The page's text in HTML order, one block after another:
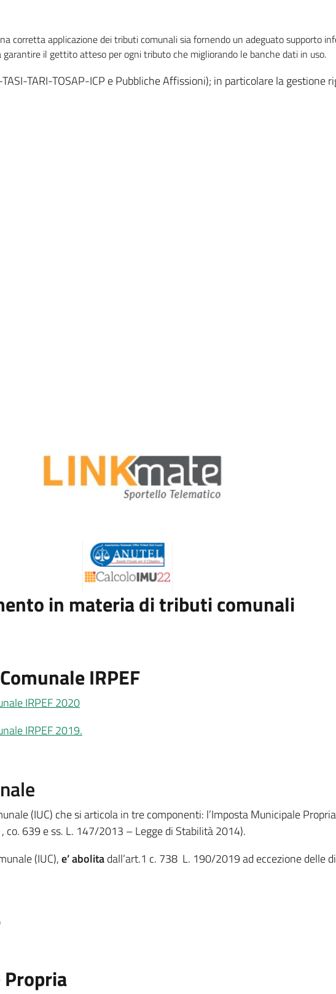
corretta applicazione dei tributi comunali sia fornendo un adeguato supporto
il gettito atteso per ogni tributo che migliorando le banche dati in uso.
TARI-TOSAP-ICP e Pubbliche Affissioni); in particolare la gestione
in materia di tributi comunali
IRPEF
IRPEF 2020
IRPEF 2019.
(IUC) che si articola in tre componenti: l’Imposta Municipale
co. 639 e ss. L. 147/2013 – Legge di Stabilità 2014).
(IUC),e’ abolitadall’art.1 c. 738 L. 190/2019 ad eccezione delle